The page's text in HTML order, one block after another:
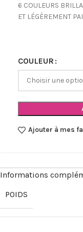
6 COULEURS
ET LÉGÈREMENT
COULEUR
Ajouter à mes
Informations
POIDS